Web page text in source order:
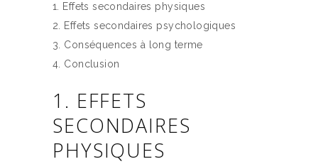
Effets secondaires physiques
Effets secondaires psychologiques
Conséquences à long terme
Conclusion
1. EFFETS
SECONDAIRES
PHYSIQUES